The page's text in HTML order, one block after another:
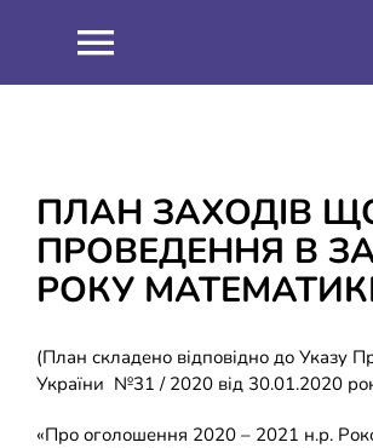
Toggle
ПРО НАС
Співпраця
ОСВІТНІЙ ПРОЦЕС
ПЛАН ЗАХОДІВ
ПРОВЕДЕННЯ В
РОКУ
(План складено відповідно до Указу
України №31 / 2020 від 30.01.2020
«Про оголошення 2020 – 2021 н.р.